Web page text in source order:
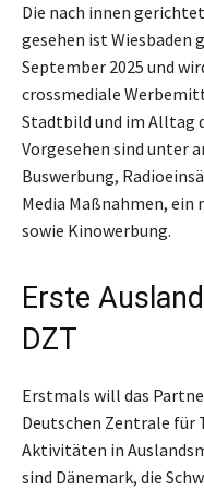
Die nach innen
gesehen ist Wiesbaden
September 2025 und
crossmediale
Stadtbild und im Alltag
Vorgesehen sind unter
Buswerbung,
Media Maßnahmen,
sowie Kinowerbung.
Erste
DZT
Erstmals will das
Deutschen Zentrale für
Aktivitäten in
sind Dänemark, die